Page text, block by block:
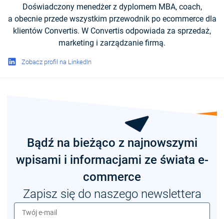
Doświadczony menedżer z dyplomem MBA, coach,
a obecnie przede wszystkim przewodnik po ecommerce dla
klientów Convertis. W Convertis odpowiada za sprzedaż,
marketing i zarządzanie firmą.
Zobacz profil na LinkedIn
Bądź na bieżąco z najnowszymi
wpisami i informacjami ze świata e-
commerce
Zapisz się do naszego newslettera